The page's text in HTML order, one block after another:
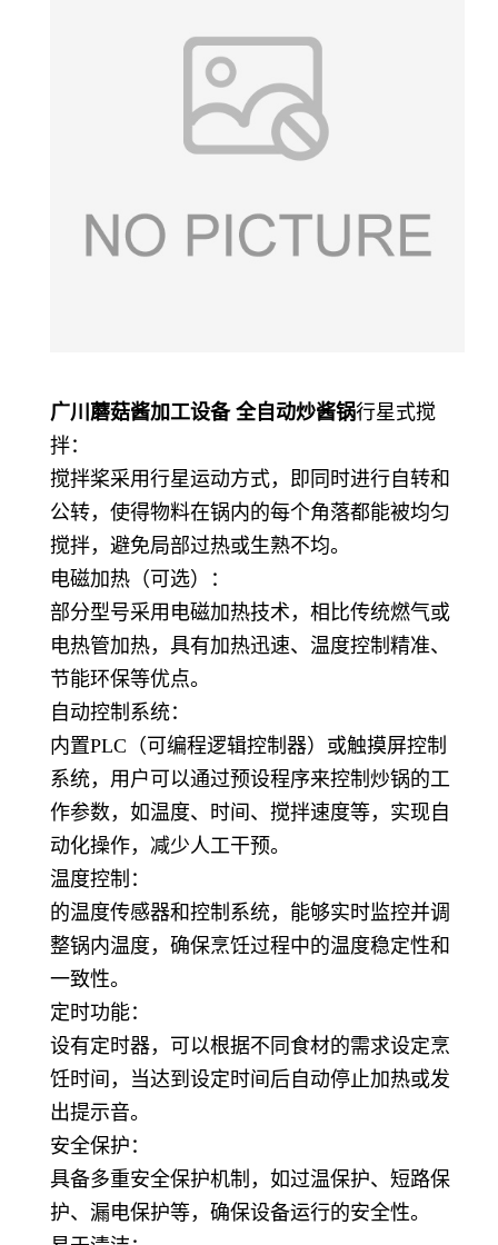
广川蘑菇酱加工设备 全自动炒酱锅行星式搅
拌：
搅拌桨采用行星运动方式，即同时进行自转和
公转，使得物料在锅内的每个角落都能被均匀
搅拌，避免局部过热或生熟不均。
电磁加热（可选）：
部分型号采用电磁加热技术，相比传统燃气或
电热管加热，具有加热迅速、温度控制精准、
节能环保等优点。
自动控制系统：
内置PLC（可编程逻辑控制器）或触摸屏控制
系统，用户可以通过预设程序来控制炒锅的工
作参数，如温度、时间、搅拌速度等，实现自
动化操作，减少人工干预。
温度控制：
的温度传感器和控制系统，能够实时监控并调
整锅内温度，确保烹饪过程中的温度稳定性和
一致性。
定时功能：
设有定时器，可以根据不同食材的需求设定烹
饪时间，当达到设定时间后自动停止加热或发
出提示音。
安全保护：
具备多重安全保护机制，如过温保护、短路保
护、漏电保护等，确保设备运行的安全性。